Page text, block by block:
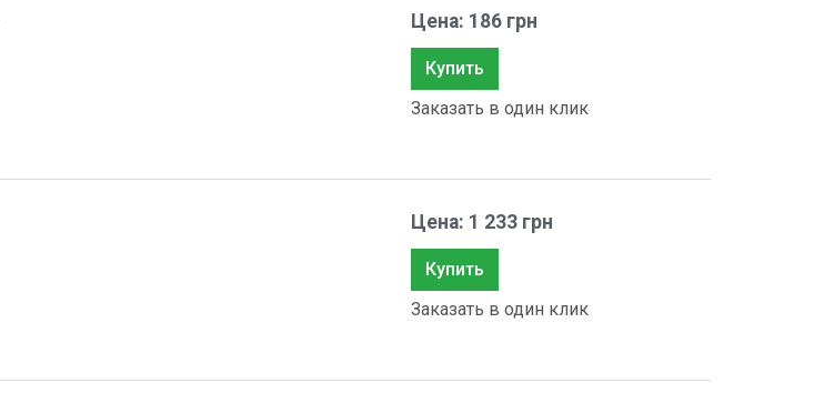
Цена: 186 грн
Купить
Заказать в один клик
Цена: 1 233 грн
Купить
Заказать в один клик